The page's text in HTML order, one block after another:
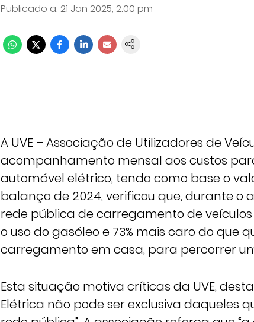
Publicado a: 21 Jan 2025, 2:00 pm
A UVE – Associação de Utilizadores de
acompanhamento mensal aos custos
automóvel elétrico, tendo como base o
balanço de 2024, verificou que, durante o
rede pública de carregamento de
o uso do gasóleo e 73% mais caro do que
carregamento em casa, para percorrer
Esta situação motiva críticas da UVE,
Elétrica não pode ser exclusiva daqueles